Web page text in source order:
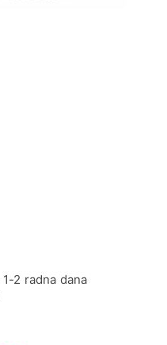
1-2 radna dana